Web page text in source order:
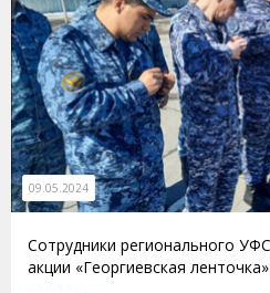
09.05.2024
Сотрудники регионального
акции «Георгиевская ленточка»